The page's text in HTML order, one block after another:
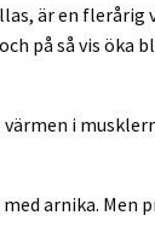
är en
på så vis öka
i
arnika. Men